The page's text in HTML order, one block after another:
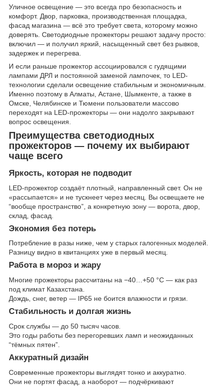
Уличное освещение — это всегда про безопасность и
комфорт. Двор, парковка, производственная площадка,
фасад магазина — всё это требует света, которому можно
доверять. Светодиодные прожекторы решают задачу просто:
включил — и получил яркий, насыщенный свет без рывков,
задержек и перегрева.
И если раньше прожектор ассоциировался с гудящими
лампами ДРЛ и постоянной заменой лампочек, то LED-
технологии сделали освещение стабильным и экономичным.
Именно поэтому в Алматы, Астане, Шымкенте, а также в
Омске, Челябинске и Тюмени пользователи массово
переходят на LED-прожекторы — они надолго закрывают
вопрос освещения.
Преимущества светодиодных
прожекторов — почему их выбирают
чаще всего
Яркость, которая не подводит
LED-прожектор создаёт плотный, направленный свет. Он не
«рассыпается» и не тускнеет через месяц. Вы освещаете не
“вообще пространство”, а конкретную зону — ворота, двор,
склад, фасад.
Экономия без потерь
Потребление в разы ниже, чем у старых галогенных моделей.
Разницу видно в квитанциях уже в первый месяц.
Работа в мороз и жару
Многие прожекторы рассчитаны на −40…+50 °C — как раз
под климат Казахстана.
Дождь, снег, ветер — IP65 не боится влажности и грязи.
Стабильность и долгая жизнь
Срок службы — до 50 тысяч часов.
Это годы работы без перегоревших ламп и неожиданных
“тёмных пятен”.
Аккуратный дизайн
Современные прожекторы выглядят тонко и аккуратно.
Они не портят фасад, а наоборот — подчёркивают